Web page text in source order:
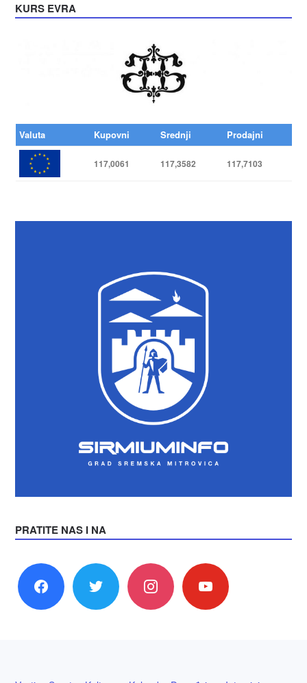
KURS EVRA
Valuta Kupovni Srednji Prodajni
117,0061 117,3582 117,7103
PRATITE NAS I NA
facebook twitter instagram youtube